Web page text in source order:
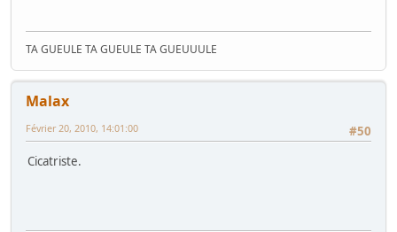
TA GUEULE TA GUEULE TA GUEUUULE
Malax
#50
Février 20, 2010, 14:01:00
Cicatriste.